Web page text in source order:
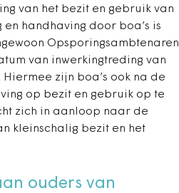
van het bezit en gebruik van
handhaving door boa’s is
Opsporingsambtenaren
van inwerkingtreding van
zijn boa’s ook na de
op bezit en gebruik op te
zich in aanloop naar de
kleinschalig bezit en het
ouders van